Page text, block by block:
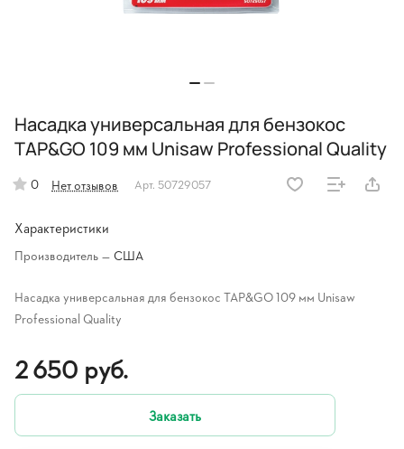
Насадка универсальная для бензокос
TAP&GO 109 мм Unisaw Professional Quality
0 Нет отзывов Арт. 50729057
Характеристики
Производитель — США
Насадка универсальная для бензокос TAP&GO 109 мм Unisaw
Professional Quality
2 650 руб.
Заказать